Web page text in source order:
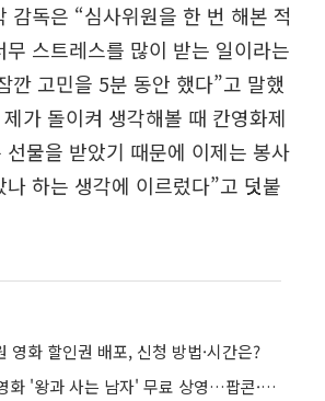
감독은 “심사위원을 한 번 해본 적
스트레스를 많이 받는 일이라는
깐 고민을 5분 동안 했다”고 말했
가 돌이켜 생각해볼 때 칸영화제
물을 받았기 때문에 이제는 봉사
하는 생각에 이르렀다”고 덧붙
영화 할인권 배포, 신청 방법·시간은?
고리원자력본부, 영화 '왕과 사는 남자' 무료 상영…팝콘·음료도 제공